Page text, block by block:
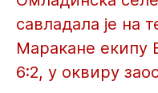
савладала је на
Маракане екипу
6:2, у оквиру